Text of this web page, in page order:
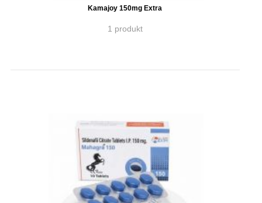
Kamajoy 150mg Extra
1 produkt